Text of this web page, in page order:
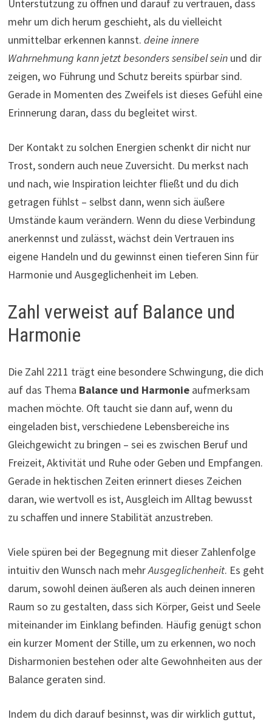
Unterstützung zu öffnen und darauf zu vertrauen, dass
mehr um dich herum geschieht, als du vielleicht
unmittelbar erkennen kannst. deine innere
Wahrnehmung kann jetzt besonders sensibel seinund dir
zeigen, wo Führung und Schutz bereits spürbar sind.
Gerade in Momenten des Zweifels ist dieses Gefühl eine
Erinnerung daran, dass du begleitet wirst.
Der Kontakt zu solchen Energien schenkt dir nicht nur
Trost, sondern auch neue Zuversicht. Du merkst nach
und nach, wie Inspiration leichter fließt und du dich
getragen fühlst – selbst dann, wenn sich äußere
Umstände kaum verändern. Wenn du diese Verbindung
anerkennst und zulässt, wächst dein Vertrauen ins
eigene Handeln und du gewinnst einen tieferen Sinn für
Harmonie und Ausgeglichenheit im Leben.
Zahl verweist auf Balance und
Harmonie
Die Zahl 2211 trägt eine besondere Schwingung, die dich
auf das Thema Balance und Harmonieaufmerksam
machen möchte. Oft taucht sie dann auf, wenn du
eingeladen bist, verschiedene Lebensbereiche ins
Gleichgewicht zu bringen – sei es zwischen Beruf und
Freizeit, Aktivität und Ruhe oder Geben und Empfangen.
Gerade in hektischen Zeiten erinnert dieses Zeichen
daran, wie wertvoll es ist, Ausgleich im Alltag bewusst
zu schaffen und innere Stabilität anzustreben.
Viele spüren bei der Begegnung mit dieser Zahlenfolge
intuitiv den Wunsch nach mehrAusgeglichenheit. Es geht
darum, sowohl deinen äußeren als auch deinen inneren
Raum so zu gestalten, dass sich Körper, Geist und Seele
miteinander im Einklang befinden. Häufig genügt schon
ein kurzer Moment der Stille, um zu erkennen, wo noch
Disharmonien bestehen oder alte Gewohnheiten aus der
Balance geraten sind.
Indem du dich darauf besinnst, was dir wirklich guttut,